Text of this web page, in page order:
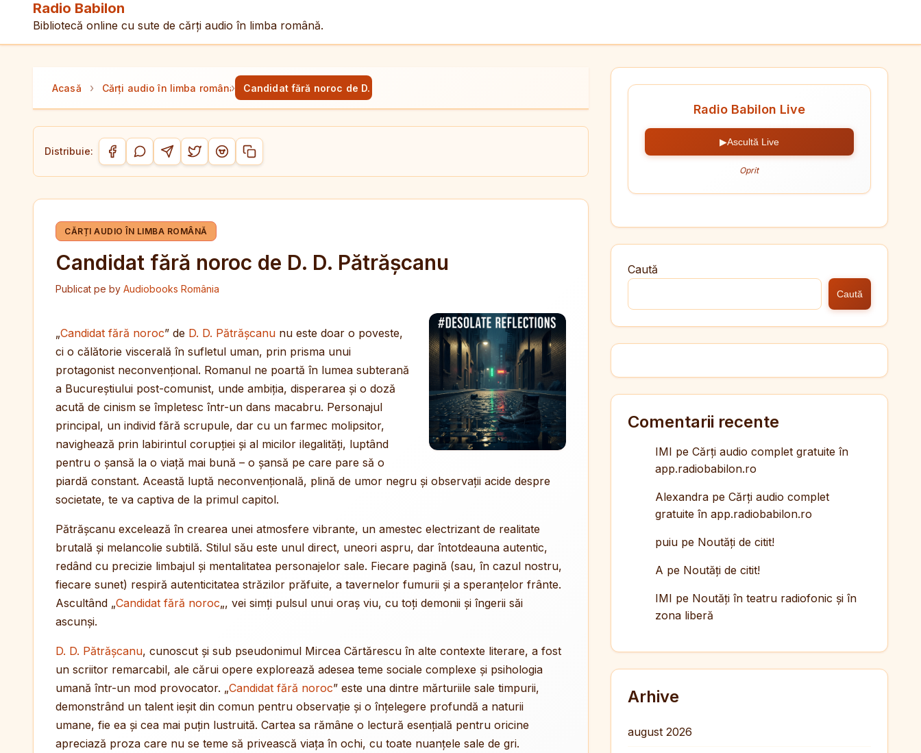
Radio Babilon
Bibliotecă online cu sute de cărți audio în limba română.
Acasă › Cărți audio în limba română
› Candidat fără noroc de D. D. Pătrășcanu
Distribuie:
Distribuie pe Facebook
Distribuie pe WhatsApp
Distribuie pe Telegram
Distribuie pe Twitter/X
Distribuie pe Reddit
Copiază link-ul
CĂRȚI AUDIO ÎN LIMBA ROMÂNĂ
Candidat fără noroc de D. D. Pătrășcanu
Publicat pe by Audiobooks România
„Candidat fără noroc” de D. D. Pătrășcanu nu este doar o poveste,
ci o călătorie viscerală în sufletul uman, prin prisma unui
protagonist neconvențional. Romanul ne poartă în lumea subterană
a Bucureștiului post-comunist, unde ambiția, disperarea și o doză
acută de cinism se împletesc într-un dans macabru. Personajul
principal, un individ fără scrupule, dar cu un farmec molipsitor,
navighează prin labirintul corupției și al micilor ilegalități, luptând
pentru o șansă la o viață mai bună – o șansă pe care pare să o
piardă constant. Această luptă neconvențională, plină de umor negru și observații acide despre
societate, te va captiva de la primul capitol.
Pătrășcanu excelează în crearea unei atmosfere vibrante, un amestec electrizant de realitate
brutală și melancolie subtilă. Stilul său este unul direct, uneori aspru, dar întotdeauna autentic,
redând cu precizie limbajul și mentalitatea personajelor sale. Fiecare pagină (sau, în cazul nostru,
fiecare sunet) respiră autenticitatea străzilor prăfuite, a tavernelor fumurii și a speranțelor frânte.
Ascultând „Candidat fără noroc„, vei simți pulsul unui oraș viu, cu toți demonii și îngerii săi
ascunși.
D. D. Pătrășcanu, cunoscut și sub pseudonimul Mircea Cărtărescu în alte contexte literare, a fost
un scriitor remarcabil, ale cărui opere explorează adesea teme sociale complexe și psihologia
umană într-un mod provocator. „Candidat fără noroc” este una dintre mărturiile sale timpurii,
demonstrând un talent ieșit din comun pentru observație și o înțelegere profundă a naturii
umane, fie ea și cea mai puțin lustruită. Cartea sa rămâne o lectură esențială pentru oricine
apreciază proza care nu se teme să privească viața în ochi, cu toate nuanțele sale de gri.
Radio Babilon Live
▶Ascultă Live
Oprit
Caută
Caută
Comentarii recente
IMI pe Cărți audio complet gratuite în
app.radiobabilon.ro
Alexandrape Cărți audio complet
gratuite în app.radiobabilon.ro
puiupe Noutăți de citit!
A pe Noutăți de citit!
IMI pe Noutăți în teatru radiofonic și în
zona liberă
Arhive
august 2026